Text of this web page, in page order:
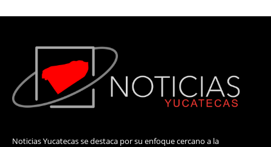
Noticias Yucatecas se destaca por su enfoque cercano a la